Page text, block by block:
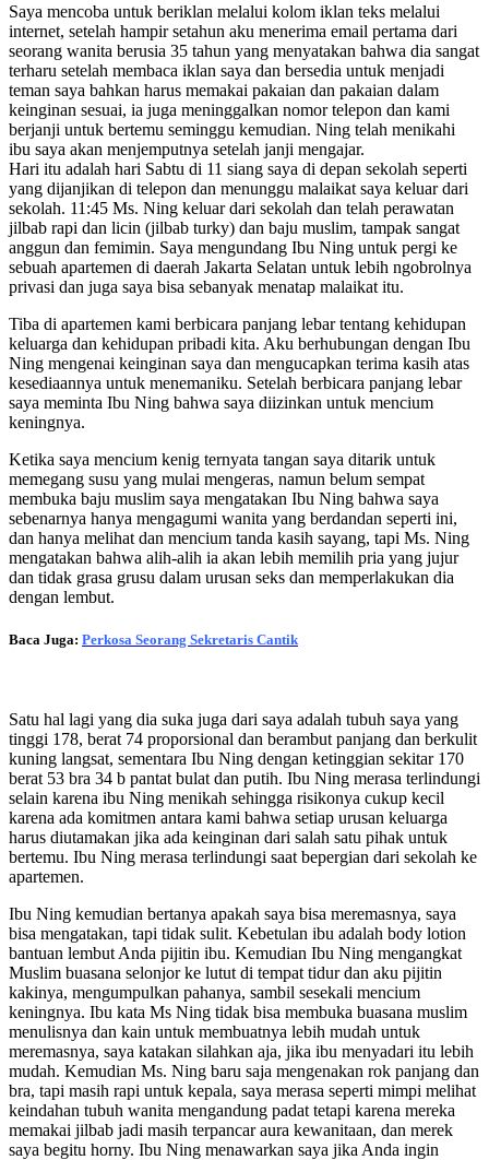
Saya mencoba untuk beriklan melalui kolom iklan teks melalui
internet, setelah hampir setahun aku menerima email pertama dari
seorang wanita berusia 35 tahun yang menyatakan bahwa dia sangat
terharu setelah membaca iklan saya dan bersedia untuk menjadi
teman saya bahkan harus memakai pakaian dan pakaian dalam
keinginan sesuai, ia juga meninggalkan nomor telepon dan kami
berjanji untuk bertemu seminggu kemudian. Ning telah menikahi
ibu saya akan menjemputnya setelah janji mengajar.
Hari itu adalah hari Sabtu di 11 siang saya di depan sekolah seperti
yang dijanjikan di telepon dan menunggu malaikat saya keluar dari
sekolah. 11:45 Ms. Ning keluar dari sekolah dan telah perawatan
jilbab rapi dan licin (jilbab turky) dan baju muslim, tampak sangat
anggun dan femimin. Saya mengundang Ibu Ning untuk pergi ke
sebuah apartemen di daerah Jakarta Selatan untuk lebih ngobrolnya
privasi dan juga saya bisa sebanyak menatap malaikat itu.
Tiba di apartemen kami berbicara panjang lebar tentang kehidupan
keluarga dan kehidupan pribadi kita. Aku berhubungan dengan Ibu
Ning mengenai keinginan saya dan mengucapkan terima kasih atas
kesediaannya untuk menemaniku. Setelah berbicara panjang lebar
saya meminta Ibu Ning bahwa saya diizinkan untuk mencium
keningnya.
Ketika saya mencium kenig ternyata tangan saya ditarik untuk
memegang susu yang mulai mengeras, namun belum sempat
membuka baju muslim saya mengatakan Ibu Ning bahwa saya
sebenarnya hanya mengagumi wanita yang berdandan seperti ini,
dan hanya melihat dan mencium tanda kasih sayang, tapi Ms. Ning
mengatakan bahwa alih-alih ia akan lebih memilih pria yang jujur
dan tidak grasa grusu dalam urusan seks dan memperlakukan dia
dengan lembut.
Baca Juga: Perkosa Seorang Sekretaris Cantik
Satu hal lagi yang dia suka juga dari saya adalah tubuh saya yang
tinggi 178, berat 74 proporsional dan berambut panjang dan berkulit
kuning langsat, sementara Ibu Ning dengan ketinggian sekitar 170
berat 53 bra 34 b pantat bulat dan putih. Ibu Ning merasa terlindungi
selain karena ibu Ning menikah sehingga risikonya cukup kecil
karena ada komitmen antara kami bahwa setiap urusan keluarga
harus diutamakan jika ada keinginan dari salah satu pihak untuk
bertemu. Ibu Ning merasa terlindungi saat bepergian dari sekolah ke
apartemen.
Ibu Ning kemudian bertanya apakah saya bisa meremasnya, saya
bisa mengatakan, tapi tidak sulit. Kebetulan ibu adalah body lotion
bantuan lembut Anda pijitin ibu. Kemudian Ibu Ning mengangkat
Muslim buasana selonjor ke lutut di tempat tidur dan aku pijitin
kakinya, mengumpulkan pahanya, sambil sesekali mencium
keningnya. Ibu kata Ms Ning tidak bisa membuka buasana muslim
menulisnya dan kain untuk membuatnya lebih mudah untuk
meremasnya, saya katakan silahkan aja, jika ibu menyadari itu lebih
mudah. Kemudian Ms. Ning baru saja mengenakan rok panjang dan
bra, tapi masih rapi untuk kepala, saya merasa seperti mimpi melihat
keindahan tubuh wanita mengandung padat tetapi karena mereka
memakai jilbab jadi masih terpancar aura kewanitaan, dan merek
saya begitu horny. Ibu Ning menawarkan saya jika Anda ingin